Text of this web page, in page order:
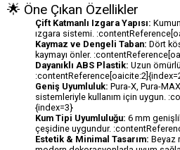
🌟 Öne Çıkan Özellikler
Çift Katmanlı Izgara Yapısı:
ızgara sistemi.
Kaymaz ve Dengeli Taban: Dört
kaymayı önler.
Dayanıklı ABS Plastik: Uzun
Geniş Uyumluluk: Pura-X, Pura-
sistemleriyle kullanım için uygun.
{index=3}
Kum Tipi Uyumluluğu: 6 mm
çeşidine uygundur.
Estetik & Minimal Tasarım: Beyaz